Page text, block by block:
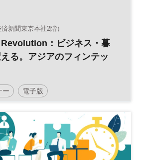
新聞東京本社2階）
：ビジネス・暮
る。アジアのフィンテッ
ー 電子版